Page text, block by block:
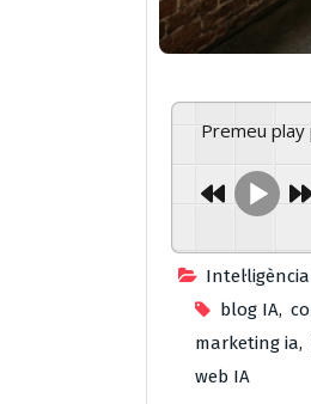
Premeu
blog IA,
marketing ia,
web IA